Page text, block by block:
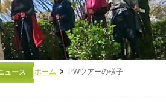
ュース ホーム PWツアーの様子